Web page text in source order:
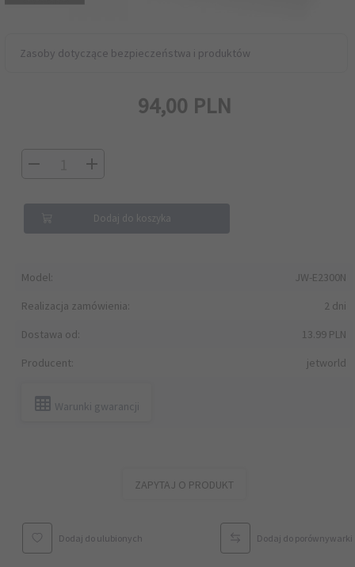
Zasoby dotyczące bezpieczeństwa i produktów
Model:
JW-E2300N
Realizacja zamówienia:
2 dni
Dostawa od:
13.99 PLN
Producent:
jetworld
Warunki gwarancji
94,00 PLN
ZAPYTAJ O PRODUKT
Dodaj do koszyka
Dodaj do ulubionych Dodaj do porównywarki